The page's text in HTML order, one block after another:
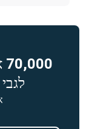
70,000